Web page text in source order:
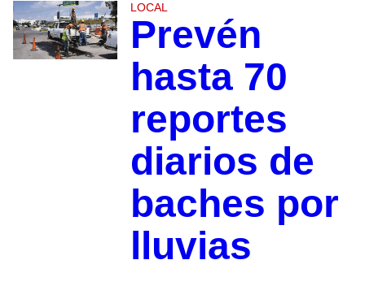
LOCAL
Prevén
hasta 70
reportes
diarios de
baches por
lluvias